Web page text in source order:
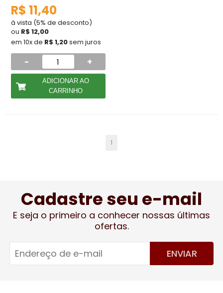
R$ 11,40
à vista (5% de desconto)
ou R$ 12,00
em 10x de R$ 1,20sem juros
- +
ADICIONAR AO
CARRINHO
1
Cadastre seu e-mail
E seja o primeiro a conhecer nossas últimas
ofertas.
ENVIAR